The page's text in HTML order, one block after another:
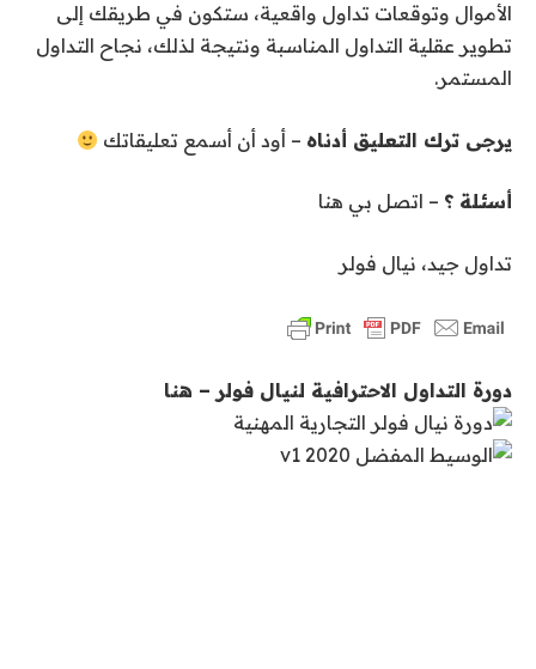
الأموال وتوقعات تداول واقعية، ستكون في طريقك إلى
تطوير عقلية التداول المناسبة ونتيجة لذلك، نجاح التداول
المستمر.
يرجى ترك التعليق أدناه – أود أن أسمع تعليقاتك
أسئلة ؟ – اتصل بي هنا
تداول جيد، نيال فولر
دورة التداول الاحترافية لنيال فولر – هنا